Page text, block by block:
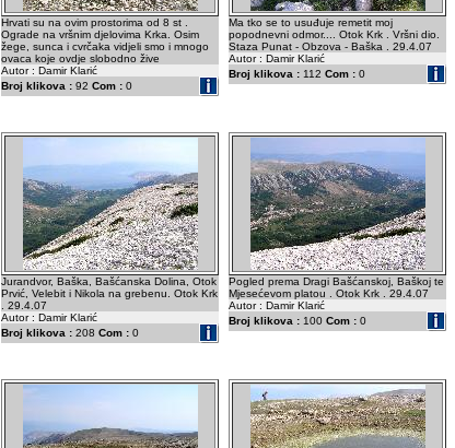
Hrvati su na ovim prostorima od 8 st .
Ograde na vršnim djelovima Krka. Osim
žege, sunca i cvrčaka vidjeli smo i mnogo
ovaca koje ovdje slobodno žive
Autor : Damir Klarić
Broj klikova : 92 Com : 0
Ma tko se to usuđuje remetit moj
popodnevni odmor.... Otok Krk . Vršni dio.
Staza Punat - Obzova - Baška . 29.4.07
Autor : Damir Klarić
Broj klikova : 112 Com : 0
Jurandvor, Baška, Bašćanska Dolina, Otok
Prvić, Velebit i Nikola na grebenu. Otok Krk
. 29.4.07
Autor : Damir Klarić
Broj klikova : 208 Com : 0
Pogled prema Dragi Bašćanskoj, Baškoj te
Mjesećevom platou . Otok Krk . 29.4.07
Autor : Damir Klarić
Broj klikova : 100 Com : 0